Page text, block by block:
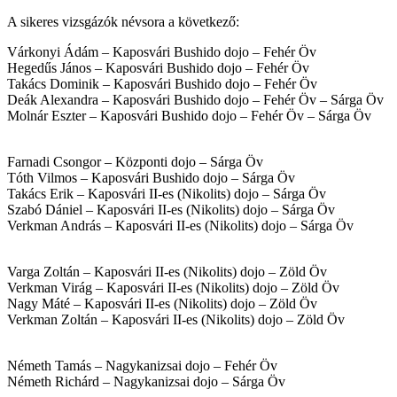
A sikeres vizsgázók névsora a következő:
Várkonyi Ádám – Kaposvári Bushido dojo – Fehér Öv
Hegedűs János – Kaposvári Bushido dojo – Fehér Öv
Takács Dominik – Kaposvári Bushido dojo – Fehér Öv
Deák Alexandra – Kaposvári Bushido dojo – Fehér Öv – Sárga Öv
Molnár Eszter – Kaposvári Bushido dojo – Fehér Öv – Sárga Öv
Farnadi Csongor – Központi dojo – Sárga Öv
Tóth Vilmos – Kaposvári Bushido dojo – Sárga Öv
Takács Erik – Kaposvári II-es (Nikolits) dojo – Sárga Öv
Szabó Dániel – Kaposvári II-es (Nikolits) dojo – Sárga Öv
Verkman András – Kaposvári II-es (Nikolits) dojo – Sárga Öv
Varga Zoltán – Kaposvári II-es (Nikolits) dojo – Zöld Öv
Verkman Virág – Kaposvári II-es (Nikolits) dojo – Zöld Öv
Nagy Máté – Kaposvári II-es (Nikolits) dojo – Zöld Öv
Verkman Zoltán – Kaposvári II-es (Nikolits) dojo – Zöld Öv
Németh Tamás – Nagykanizsai dojo – Fehér Öv
Németh Richárd – Nagykanizsai dojo – Sárga Öv